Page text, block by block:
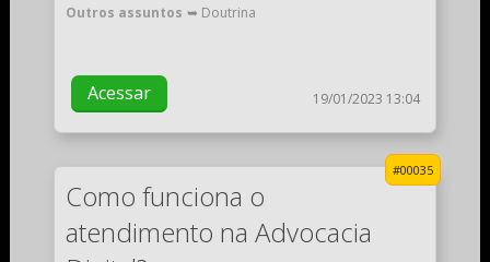
Outros assuntos ➥ Doutrina
Acessar 19/01/2023 13:04
#00035
Como funciona o
atendimento na Advocacia